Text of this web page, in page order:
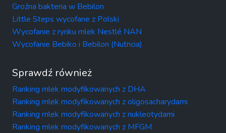
Groźna bakteria w Bebilon
Little Steps wycofane z Polski
Wycofanie z rynku mlek Nestlé NAN
Wycofanie Bebiko i Bebilon (Nutricia)
Sprawdź również
Ranking mlek modyfikowanych z DHA
Ranking mlek modyfikowanych z oligosacharydami
Ranking mlek modyfikowanych z nukleotydami
Ranking mlek modyfikowanych z MFGM